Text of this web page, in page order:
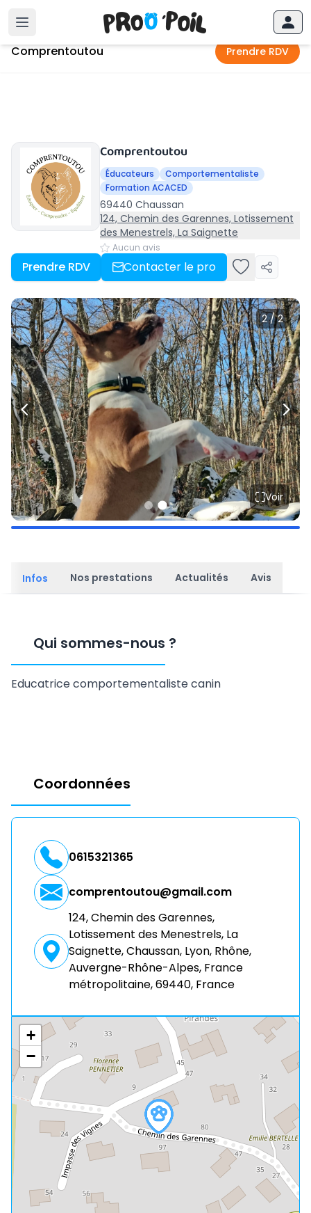
Accueil Comprentoutou
Comprentoutou Prendre RDV
Comprentoutou
Éducateurs
Comportementaliste
Formation ACACED
69440 Chaussan
124, Chemin des Garennes, Lotissement
des Menestrels, La Saignette
Aucun avis
Prendre RDV Contacter le pro
2 / 2
Voir
Infos Nos prestations Actualités Avis
Qui sommes-nous ?
Educatrice comportementaliste canin
Coordonnées
0615321365
comprentoutou@gmail.com
124, Chemin des Garennes,
Lotissement des Menestrels, La
Saignette, Chaussan, Lyon, Rhône,
Auvergne-Rhône-Alpes, France
métropolitaine, 69440, France
+
−